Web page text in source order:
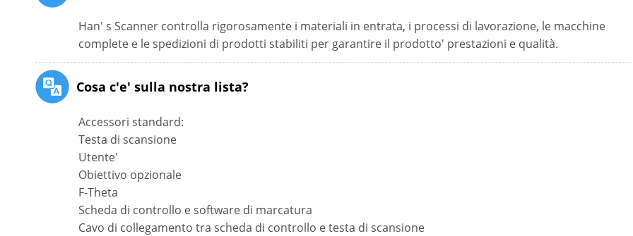
Han' s Scanner controlla rigorosamente i materiali in entrata, i processi di lavorazione, le macchine
complete e le spedizioni di prodotti stabiliti per garantire il prodotto' prestazioni e qualità.
Cosa c'e' sulla nostra lista?
Accessori standard:
Testa di scansione
Utente'
Obiettivo opzionale
F-Theta
Scheda di controllo e software di marcatura
Cavo di collegamento tra scheda di controllo e testa di scansione